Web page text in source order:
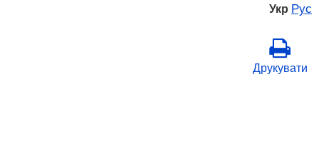
Укр Рус
Друкувати